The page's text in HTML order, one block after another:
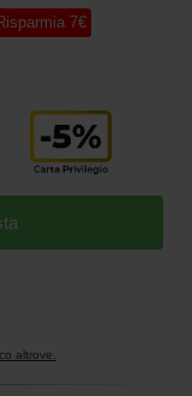
7€
altrove.